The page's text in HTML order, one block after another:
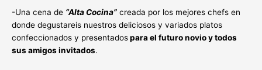
-Una cena de “Alta Cocina” creada por los mejores chefs en
donde degustareis nuestros deliciosos y variados platos
confeccionados y presentadospara el futuro novio y todos
sus amigos invitados.